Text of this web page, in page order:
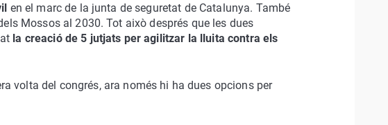
en el marc de la junta de seguretat de Catalunya. També
Mossos al 2030. Tot això després que les dues
la creació de 5 jutjats per agilitzar la lluita contra els
volta del congrés, ara només hi ha dues opcions per